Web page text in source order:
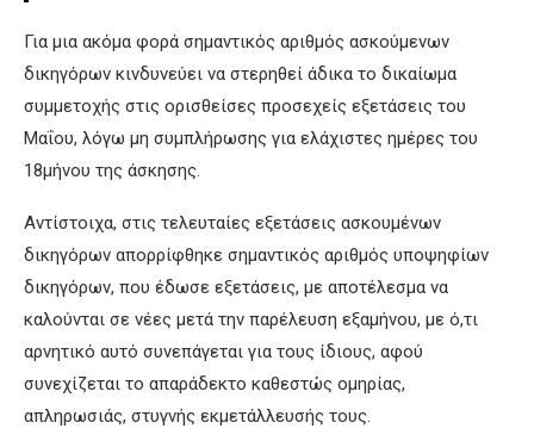
Για μια ακόμα φορά σημαντικός αριθμός ασκούμενων
δικηγόρων κινδυνεύει να στερηθεί άδικα το δικαίωμα
συμμετοχής στις ορισθείσες προσεχείς εξετάσεις του
Μαΐου, λόγω μη συμπλήρωσης για ελάχιστες ημέρες του
18μήνου της άσκησης.
Αντίστοιχα, στις τελευταίες εξετάσεις ασκουμένων
δικηγόρων απορρίφθηκε σημαντικός αριθμός υποψηφίων
δικηγόρων, που έδωσε εξετάσεις, με αποτέλεσμα να
καλούνται σε νέες μετά την παρέλευση εξαμήνου, με ό,τι
αρνητικό αυτό συνεπάγεται για τους ίδιους, αφού
συνεχίζεται το απαράδεκτο καθεστώς ομηρίας,
απληρωσιάς, στυγνής εκμετάλλευσής τους.